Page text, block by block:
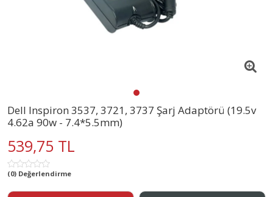
Dell Inspiron 3537, 3721, 3737 Şarj Adaptörü (19.5v
4.62a 90w - 7.4*5.5mm)
539,75 TL
(0) Değerlendirme